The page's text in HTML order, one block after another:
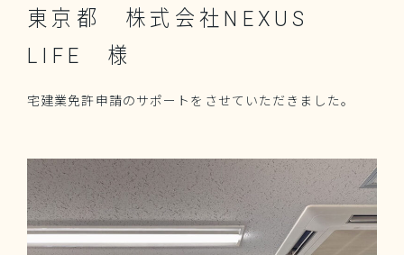
東京都 株式会社NEXUS
LIFE 様
宅建業免許申請のサポートをさせていただきました。